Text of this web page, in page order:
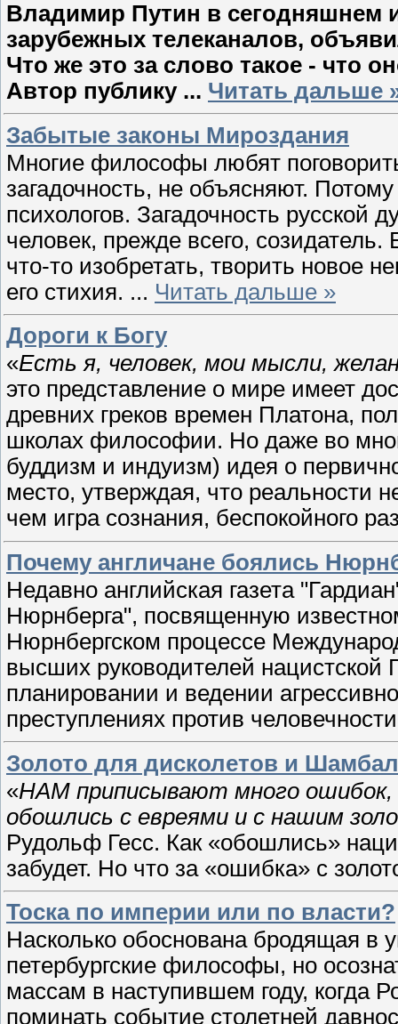
Владимир Путин в сегодняшнем
зарубежных телеканалов,
Что же это за слово такое - что
Автор публику ... Читать дальше
Забытые законы Мироздания
Многие философы любят
загадочность, не объясняют.
психологов. Загадочность русской
человек, прежде всего,
что-то изобретать, творить новое
его стихия. ... Читать дальше »
Дороги к Богу
«Есть я, человек, мои мысли,
это представление о мире имеет
древних греков времен Платона,
школах философии. Но даже во
буддизм и индуизм) идея о
место, утверждая, что реальности
чем игра сознания, беспокойного
Почему англичане боялись
Недавно английская газета
Нюрнберга", посвященную
Нюрнбергском процессе
высших руководителей нацистской
планировании и ведении
преступлениях против
Золото для дисколетов и
«НАМ приписывают много ошибок,
обошлись с евреями и с нашим
Рудольф Гесс. Как «обошлись»
забудет. Но что за «ошибка» с
Тоска по империи или по власти?
Насколько обоснована бродящая в
петербургские философы, но
массам в наступившем году, когда
поминать событие столетней